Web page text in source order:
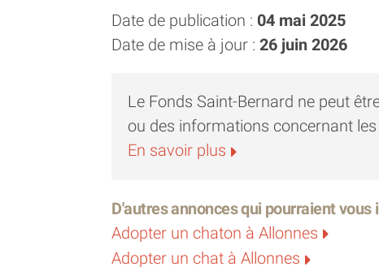
Date de publication : 04 mai 2025
Date de mise à jour : 26 juin 2026
Le Fonds Saint-Bernard ne peut
ou des informations concernant
En savoir plus
D'autres annonces qui pourraient vous
Adopter un chaton à Allonnes
Adopter un chat à Allonnes